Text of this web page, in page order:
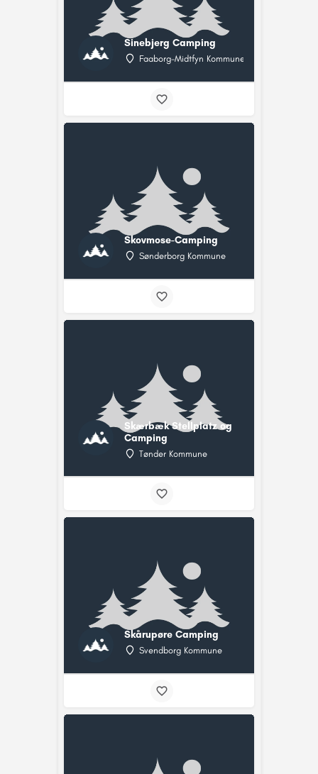
Sinebjerg Camping
Faaborg-Midtfyn Kommune
Skovmose-Camping
Sønderborg Kommune
Skærbæk Stellplatz og
Camping
Tønder Kommune
Skårupøre Camping
Svendborg Kommune